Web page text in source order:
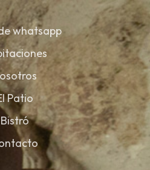
whatsapp
Patio
Bistró